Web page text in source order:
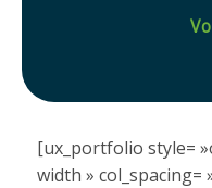
[ux_portfolio style=
width » col_spacing=